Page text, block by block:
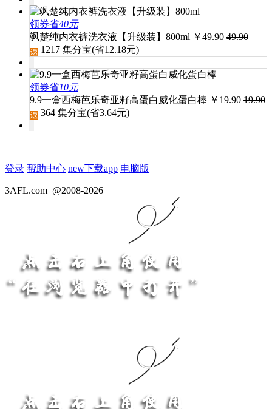
领券省40元
飒楚纯内衣裤洗衣液【升级装】800ml ￥49.90 49.90
1217 集分宝(省12.18元)
领券省10元
9.9一盒西梅芭乐奇亚籽高蛋白威化蛋白棒 ￥ 19.90 19.90
364 集分宝(省3.64元)
登录 帮助中心 new下载app 电脑版
3AFL.com @2008-2026